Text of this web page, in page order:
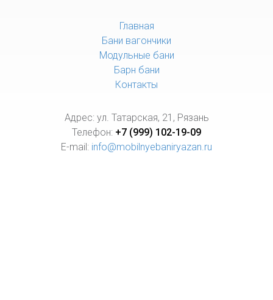
Главная
Бани вагончики
Модульные бани
Барн бани
Контакты
Адрес: ул. Татарская, 21, Рязань
Телефон: +7 (999) 102-19-09
E-mail: info@mobilnyebaniryazan.ru